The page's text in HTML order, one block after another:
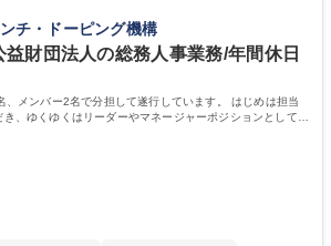
も基本的には発生せず、ご自身のペースで業務
東京【経理・総務】週1日
/残業基本無/独立系ファーム
週4日程度の在宅勤務を実施しており、ワーク
方に最適な環境です（フルリモートも面接で相
】幅広いバックオフィス業務に柔軟に対応でき、
ーションを取りながら業務を推進できる方 学
学 高専 短大 専修学校 高校 語学力： 資格：
チ・ドーピング機構
益財団法人の総務人事業務/年間休日
、メンバー2名で分担して遂行しています。 はじめは担当
、ゆくゆくはリーダーやマネージャーポジションとして活
す。